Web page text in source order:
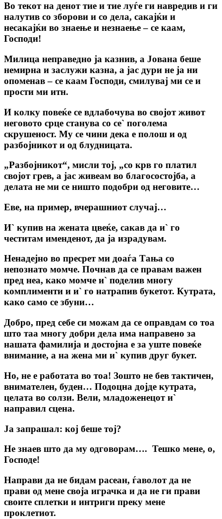
Во текот на денот тие и тие луѓе ги навредив и ги
налутив со зборови и со дела, сакајќи и
несакајќи во знаење и незнаење – се каам,
Господи!
Милица неправедно ја казнив, а Јована беше
немирна и заслужи казна, а јас дури не ја ни
опоменав – се каам Господи, смилувај ми се и
прости ми итн.
И колку повеќе се вдлабочува во својот живот
неговото срце станува со се` поголема
скрушеност. Му се чини дека е полош и од
разбојникот и од блудницата.
„Разбојникот“, мисли тој, „со крв го платил
својот грев, а јас живеам во благосостојба, а
делата не ми се ништо подобри од неговите…
Еве, на пример, вчерашниот случај…
И` купив на жената цвеќе, сакав да и` го
честитам именденот, да ја израдувам.
Ненадејно во пресрет ми доаѓа Тања со
непознато момче. Почнав да се правам важен
пред неа, како момче и` поделив многу
комплименти и и` го натрапив букетот. Кутрата,
како само се збуни…
Добро, пред себе си можам да се оправдам со тоа
што таа многу добри дела има направено за
нашата фамилија и достојна е за уште повеќе
внимание, а на жена ми и` купив друг букет.
Но, не е работата во тоа! Зошто не бев тактичен,
внимателен, буден… Подоцна дојде кутрата,
целата во солзи. Вели, младоженецот и`
направил сцена.
Ја запрашал: кој беше тој?
Не знаев што да му одговорам…. Тешко мене, о,
Господе!
Направи да не бидам расеан, ѓаволот да не
прави од мене своја играчка и да не ги прави
своите сплетки и интриги преку мене
проклетиот.